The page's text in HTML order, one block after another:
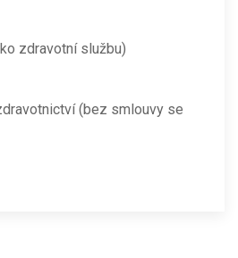
zdravotní službu)
(bez smlouvy se